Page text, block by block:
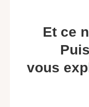
Et ce
vous